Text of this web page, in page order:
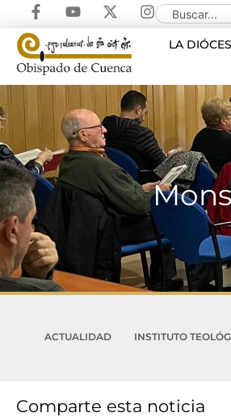
LA
ACTUALIDAD INSTITUTO
Comparte esta noticia